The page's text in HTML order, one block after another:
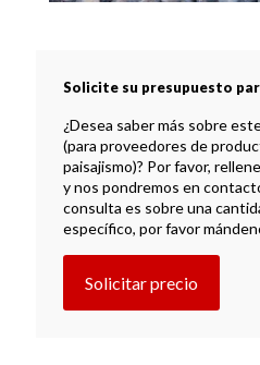
Solicite su presupuesto
¿Desea saber más sobre
(para proveedores de
paisajismo)? Por favor,
y nos pondremos en
consulta es sobre una
específico, por favor
Solicitar precio